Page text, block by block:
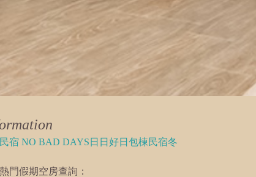
2026/04/15 00:12:07
2026/03/15 21:22:57
2026/02/26 23:21:32
宿 NO BAD DAYS日日好日包棟民宿冬
門假期空房查詢：